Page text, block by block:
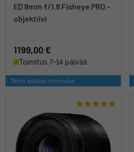
ED 8mm f/1.8 Fisheye PRO -
objektiivi
1199,00 €
Toimitus 7-14 päivää
Tämä saattaa kiinnostaa